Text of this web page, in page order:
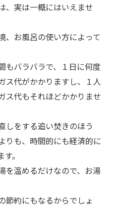
、実は一概にはいえませ
、お風呂の使い方によって
もバラバラで、１日に何度
ス代がかかりますし、１人
ス代もそれほどかかりませ
しをする追い焚きのほう
りも、時間的にも経済的に
。
を温めるだけなので、お湯
節約にもなるからでしょ